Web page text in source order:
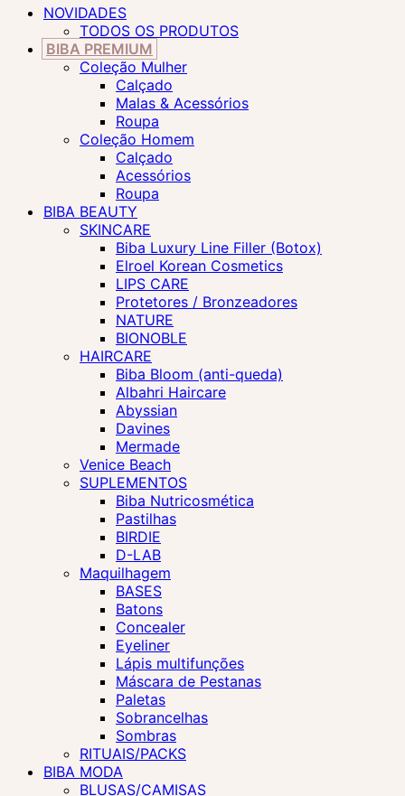
NOVIDADES
TODOS OS PRODUTOS
BIBA PREMIUM
Coleção Mulher
Calçado
Malas & Acessórios
Roupa
Coleção Homem
Calçado
Acessórios
Roupa
BIBA BEAUTY
SKINCARE
Biba Luxury Line Filler (Botox)
Elroel Korean Cosmetics
LIPS CARE
Protetores / Bronzeadores
NATURE
BIONOBLE
HAIRCARE
Biba Bloom (anti-queda)
Albahri Haircare
Abyssian
Davines
Mermade
Venice Beach
SUPLEMENTOS
Biba Nutricosmética
Pastilhas
BIRDIE
D-LAB
Maquilhagem
BASES
Batons
Concealer
Eyeliner
Lápis multifunções
Máscara de Pestanas
Paletas
Sobrancelhas
Sombras
RITUAIS/PACKS
BIBA MODA
BLUSAS/CAMISAS